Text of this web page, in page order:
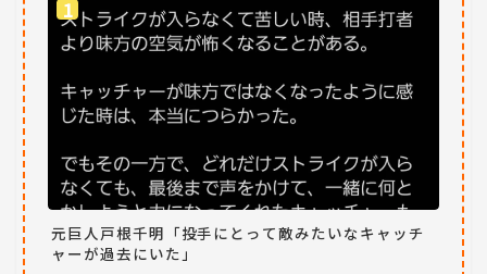
元巨人戸根千明「投手にとって敵みたいなキャッチ
ャーが過去にいた」